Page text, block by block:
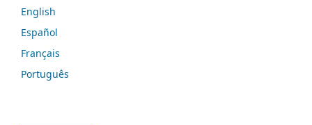
English
Español
Français
Português